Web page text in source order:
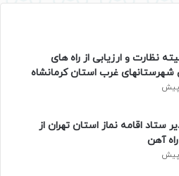
نظارت و ارزیابی از راه های
شهرستانهای غرب استان کرمانشاه
ستاد اقامه نماز استان تهران از
آهن